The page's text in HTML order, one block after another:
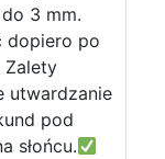
3 mm.
dopiero po
Zalety
utwardzanie
pod
słońcu.